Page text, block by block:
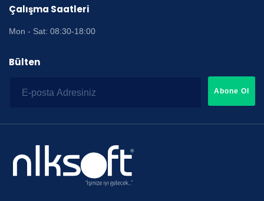
Çalışma Saatleri
Mon - Sat: 08:30-18:00
Bülten
Abone Ol